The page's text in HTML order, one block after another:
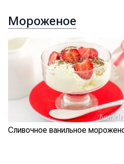
Мороженое
Сливочное ванильное